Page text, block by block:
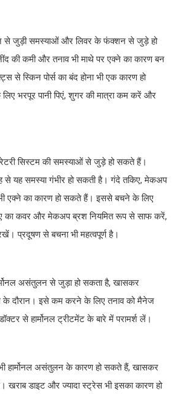
से जुड़ी समस्याओं और लिवर के फंक्शन से जुड़े हो
की कमी और तनाव भी माथे पर एक्ने का कारण बन
से स्किन पोर्स का बंद होना भी एक कारण हो
भरपूर पानी पिएं, शुगर की मात्रा कम करें और
सिस्टम की समस्याओं से जुड़े हो सकते हैं।
से यह समस्या गंभीर हो सकती है। गंदे तकिए, मेकअप
एक्ने का कारण हो सकते हैं। इससे बचने के लिए
का कवर और मेकअप ब्रश नियमित रूप से साफ करें,
प्रदूषण से बचना भी महत्वपूर्ण है।
असंतुलन से जुड़ा हो सकता है, खासकर
के दौरान। इसे कम करने के लिए तनाव को मैनेज
से हार्मोनल ट्रीटमेंट के बारे में परामर्श लें।
हार्मोनल असंतुलन के कारण हो सकते हैं, खासकर
डाइट और ज्यादा स्ट्रेस भी इसका कारण हो